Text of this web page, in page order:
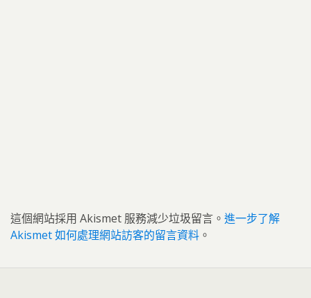
這個網站採用 Akismet 服務減少垃圾留言。 進一步了解
Akismet 如何處理網站訪客的留言資料 。